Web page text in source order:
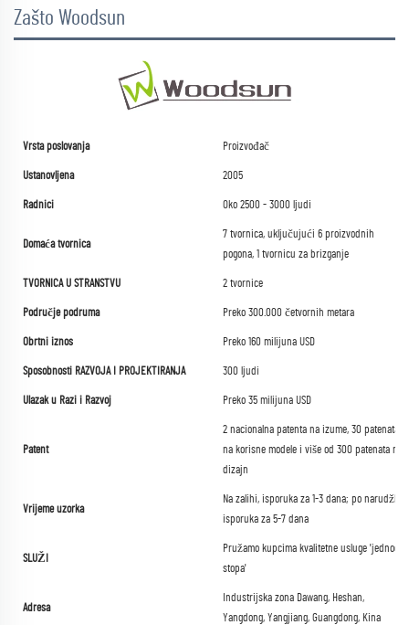
Zašto Woodsun
Vrsta poslovanja Proizvođač
Ustanovljena 2005
Radnici Oko 2500 - 3000 ljudi
Domaća tvornica
7 tvornica, uključujući 6 proizvodnih
pogona, 1 tvornicu za brizganje
TVORNICA U STRANSTVU 2 tvornice
Područje podruma Preko 300.000 četvornih metara
Obrtni iznos Preko 160 milijuna USD
Sposobnosti RAZVOJA I PROJEKTIRANJA 300 ljudi
Ulazak u Razi i Razvoj Preko 35 milijuna USD
Patent
2 nacionalna patenta na izume, 30 patenata
na korisne modele i više od 300 patenata na
dizajn
Vrijeme uzorka
Na zalihi, isporuka za 1-3 dana; po narudžbi,
isporuka za 5-7 dana
SLUŽI
Pružamo kupcima kvalitetne usluge 'jednog
stopa'
Adresa
Industrijska zona Dawang, Heshan,
Yangdong, Yangjiang, Guangdong, Kina